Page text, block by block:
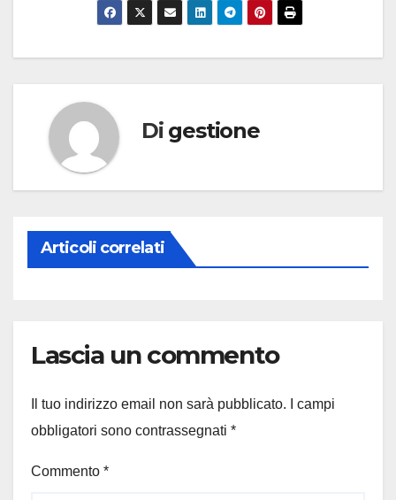
Di gestione
Articoli correlati
Lascia un commento
Il tuo indirizzo email non sarà pubblicato.
I campi
obbligatori sono contrassegnati *
Commento *